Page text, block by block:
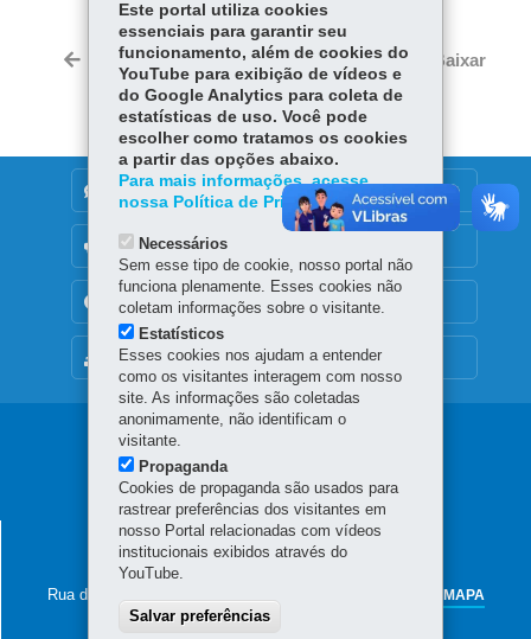
ce
bo
ok
Tw
itt
er
ts
Ap
p
Voltar Início Imprimir Baixar
MAPA DO SITE
DENUNCIE CORRUPÇÃO
OUVIDORIA
TRANSPARÊNCIA INSTITUCIONAL
Navegação
principal
SECRETARIA DA AGRICULTURA E DO
ABASTECIMENTO
Rua dos Funcionários, 1559 MAPA
41 3313-4000
Este portal utiliza cookies
essenciais para garantir seu
funcionamento, além de cookies do
YouTube para exibição de vídeos e
do Google Analytics para coleta de
estatísticas de uso. Você pode
escolher como tratamos os cookies
a partir das opções abaixo.
Para mais informações, acesse
nossa Política de Privacidade.
Necessários
Sem esse tipo de cookie, nosso portal não
funciona plenamente. Esses cookies não
coletam informações sobre o visitante.
Estatísticos
Esses cookies nos ajudam a entender
como os visitantes interagem com nosso
site. As informações são coletadas
anonimamente, não identificam o
visitante.
Propaganda
Cookies de propaganda são usados para
rastrear preferências dos visitantes em
nosso Portal relacionadas com vídeos
institucionais exibidos através do
YouTube.
Salvar preferências